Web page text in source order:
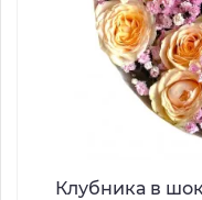
Клубника в